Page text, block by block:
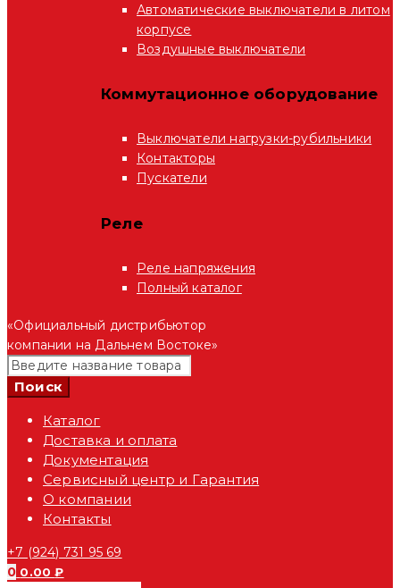
Автоматические выключатели в литом
корпусе
Воздушные выключатели
Коммутационное оборудование
Выключатели нагрузки-рубильники
Контакторы
Пускатели
Реле
Реле напряжения
Полный каталог
«Официальный дистрибьютор
компании на Дальнем Востоке»
Каталог
Доставка и оплата
Документация
Сервисный центр и Гарантия
О компании
Контакты
+7 (924) 731 95 69
0 0.00₽